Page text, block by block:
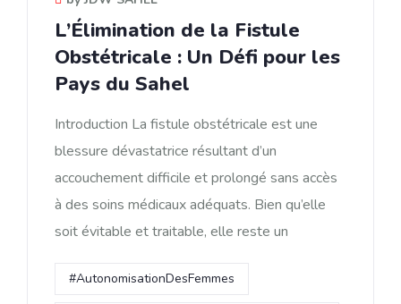
L’Élimination de la Fistule
Obstétricale : Un Défi pour les
Pays du Sahel
Introduction La fistule obstétricale est une
blessure dévastatrice résultant d’un
accouchement difficile et prolongé sans accès
à des soins médicaux adéquats. Bien qu’elle
soit évitable et traitable, elle reste un
#AutonomisationDesFemmes